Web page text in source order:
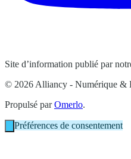
Site d’information publié par
© 2026 Alliancy - Numérique &
Propulsé parOmerlo.
Préférences de consentement